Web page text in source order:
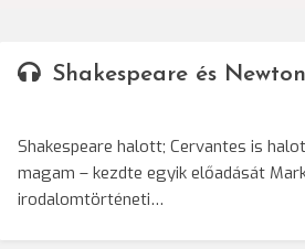
Shakespeare és Newton
Shakespeare halott; Cervantes is
magam – kezdte egyik előadását
irodalomtörténeti…